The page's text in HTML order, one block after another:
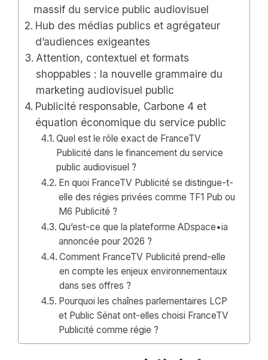
massif du service public audiovisuel
Hub des médias publics et agrégateur
d’audiences exigeantes
Attention, contextuel et formats
shoppables : la nouvelle grammaire du
marketing audiovisuel public
Publicité responsable, Carbone 4 et
équation économique du service public
Quel est le rôle exact de FranceTV
Publicité dans le financement du service
public audiovisuel ?
En quoi FranceTV Publicité se distingue-t-
elle des régies privées comme TF1 Pub ou
M6 Publicité ?
Qu’est-ce que la plateforme ADspace•ia
annoncée pour 2026 ?
Comment FranceTV Publicité prend-elle
en compte les enjeux environnementaux
dans ses offres ?
Pourquoi les chaînes parlementaires LCP
et Public Sénat ont-elles choisi FranceTV
Publicité comme régie ?